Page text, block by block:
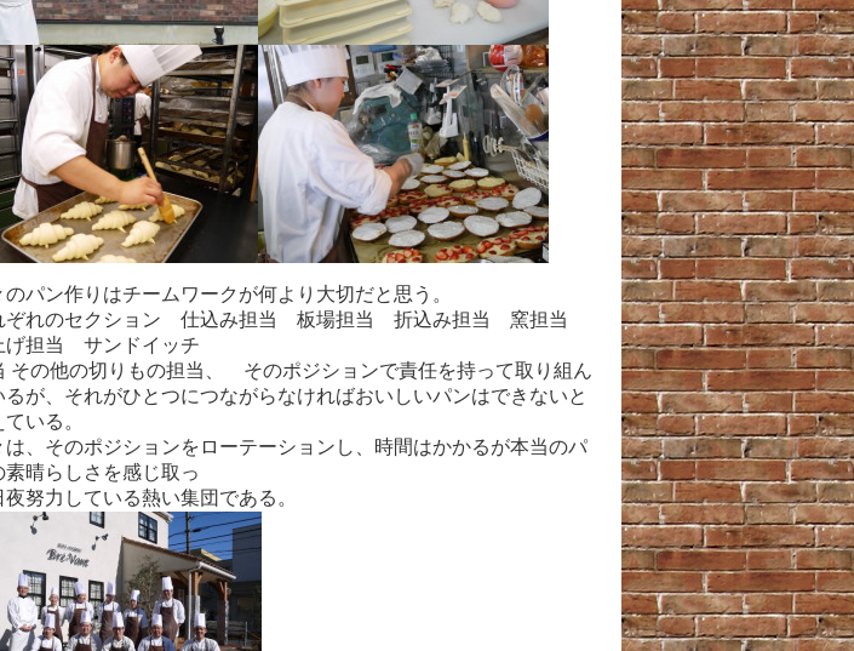
のパン作りはチームワークが何より大切だと思う。
ぞれのセクション 仕込み担当 板場担当 折込み担当 窯担当
げ担当 サンドイッチ
その他の切りもの担当、 そのポジションで責任を持って取り組ん
るが、それがひとつにつながらなければおいしいパンはできないと
いる。
は、そのポジションをローテーションし、時間はかかるが本当のパ
素晴らしさを感じ取っ
夜努力している熱い集団である。